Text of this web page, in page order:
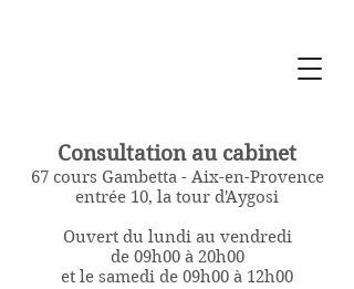
Consultation au cabinet
67 cours Gambetta - Aix-en-Provence
entrée 10, la tour d'Aygosi
Ouvert du lundi au vendredi
de 09h00 à 20h00
et le samedi de 09h00 à 12h00